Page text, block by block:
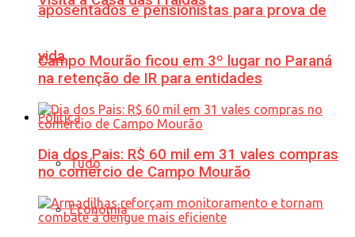
aposentados e pensionistas para prova de
vida
Política
Tudo
Economia
Campo Mourão ficou em 3º lugar no Paraná
na retenção de IR para entidades
Dia dos Pais: R$ 60 mil em 31 vales compras
no comércio de Campo Mourão